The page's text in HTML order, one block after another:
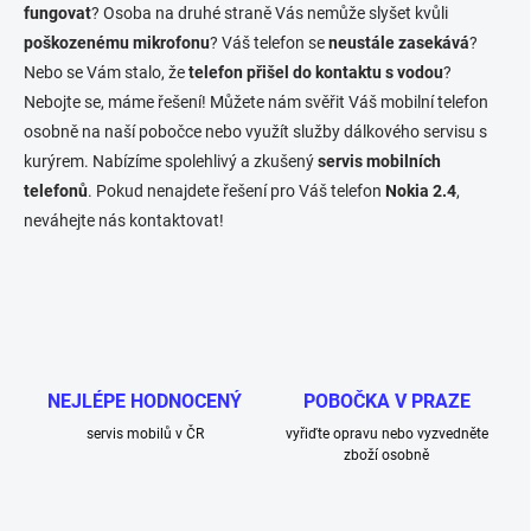
c
í
p
r
v
k
y
v
ý
fungovat? Osoba na druhé straně Vás nemůže slyšet kvůli
poškozenému mikrofonu? Váš telefon seneustále zasekává?
Nebo se Vám stalo, žetelefon přišel do kontaktu s vodou?
Nebojte se, máme řešení! Můžete nám svěřit Váš mobilní telefon
osobně na naší pobočce nebo využít služby dálkového servisu s
kurýrem. Nabízíme spolehlivý a zkušenýservis mobilních
telefonů. Pokud nenajdete řešení pro Váš telefon Nokia 2.4,
neváhejte nás kontaktovat!
NEJLÉPE HODNOCENÝ
servis mobilů v ČR
POBOČKA V PRAZE
vyřiďte opravu nebo vyzvedněte
zboží osobně